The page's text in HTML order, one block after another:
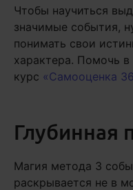
Чтобы научиться
значимые события,
понимать свои
характера. Помочь
курс «Самооценка
Глубинная
Магия метода 3
раскрывается не в